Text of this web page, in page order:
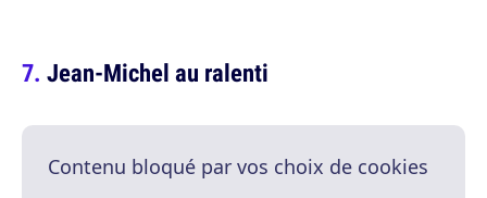
Jean-Michel au ralenti
Contenu bloqué par vos choix de cookies